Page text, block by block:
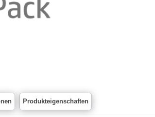
Produkteigenschaften